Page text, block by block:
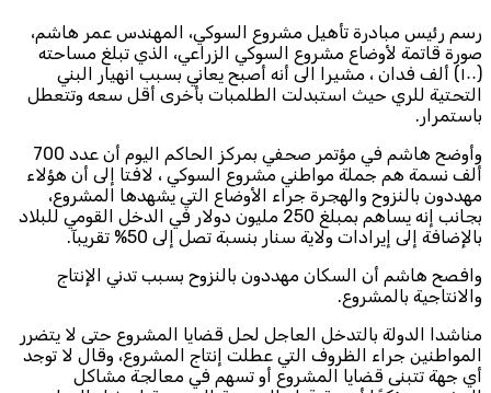
رسم رئيس مبادرة تأهيل مشروع السوكي، المهندس عمر هاشم،
صورة قاتمة لأوضاع مشروع السوكي الزراعي، الذي تبلغ مساحته
(١٠٠) ألف فدان ، مشيرا الى أنه أصبح يعاني بسبب انهيار البني
التحتية للري حيث استبدلت الطلمبات بأخرى أقل سعه وتتعطل
باستمرار.
وأوضح هاشم في مؤتمر صحفي بمركز الحاكم اليوم أن عدد 700
ألف نسمة هم جملة مواطني مشروع السوكي ، لافتا إلى أن هؤلاء
مهددون بالنزوح والهجرة جراء الأوضاع التي يشهدها المشروع،
بجانب إنه يساهم بمبلغ 250 مليون دولار في الدخل القومي للبلاد
بالإضافة إلى إيرادات ولاية سنار بنسبة تصل إلى 50% تقريبآ.
وافصح هاشم أن السكان مهددون بالنزوح بسبب تدني الإنتاج
والانتاجية بالمشروع.
مناشدا الدولة بالتدخل العاجل لحل قضايا المشروع حتى لا يتضرر
المواطنين جراء الظروف التي عطلت إنتاج المشروع، وقال لا توجد
أي جهة تتبنى قضايا المشروع أو تسهم في معالجة مشاكل